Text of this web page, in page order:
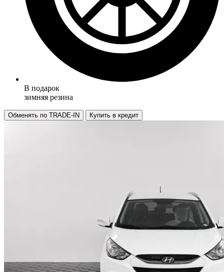
В подарок
зимняя резина
Обменять по TRADE-IN Купить в кредит